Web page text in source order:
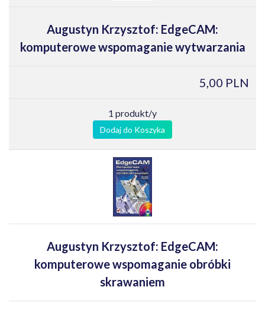
Augustyn Krzysztof: EdgeCAM:
komputerowe wspomaganie wytwarzania
5,00 PLN
1 produkt/y
Dodaj do Koszyka
Augustyn Krzysztof: EdgeCAM:
komputerowe wspomaganie obróbki
skrawaniem